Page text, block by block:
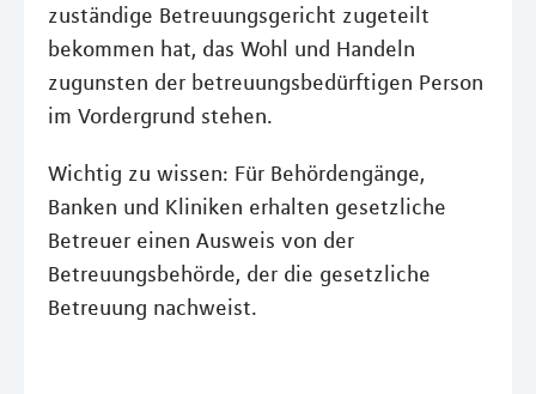
zuständige Betreuungsgericht zugeteilt
bekommen hat, das Wohl und Handeln
zugunsten der betreuungsbedürftigen Person
im Vordergrund stehen.
Wichtig zu wissen: Für Behördengänge,
Banken und Kliniken erhalten gesetzliche
Betreuer einen Ausweis von der
Betreuungsbehörde, der die gesetzliche
Betreuung nachweist.